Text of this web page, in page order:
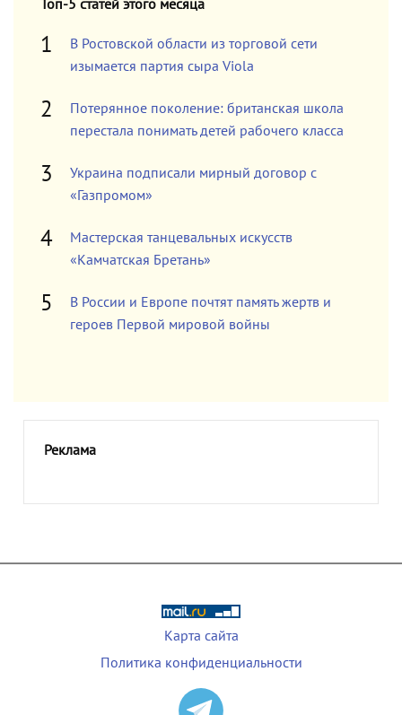
Топ-5 статей этого месяца
В Ростовской области из торговой сети
изымается партия сыра Viola
Потерянное поколение: британская школа
перестала понимать детей рабочего класса
Украина подписали мирный договор с
«Газпромом»
Мастерская танцевальных искусств
«Камчатская Бретань»
В России и Европе почтят память жертв и
героев Первой мировой войны
Реклама
Карта сайта
Политика конфиденциальности